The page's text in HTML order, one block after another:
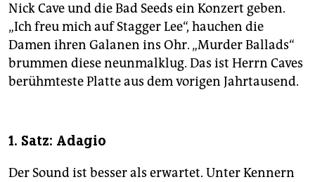
Nick Cave und die Bad Seeds ein Konzert geben.
„Ich freu mich auf Stagger Lee“, hauchen die
Damen ihren Galanen ins Ohr. „Murder Ballads“
brummen diese neunmalklug. Das ist Herrn Caves
berühmteste Platte aus dem vorigen Jahrtausend.
1. Satz: Adagio
Der Sound ist besser als erwartet. Unter Kennern